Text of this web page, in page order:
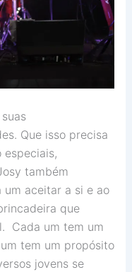
Que isso precisa
especiais,
também
aceitar a si e ao
que
Cada um tem um
tem um propósito
jovens se